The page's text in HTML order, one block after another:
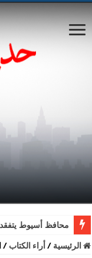
محافظ أسيوط
الرئيسية /أراء الكتاب /